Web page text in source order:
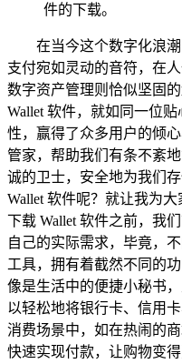
件的下载。
在当今这个数字化浪
支付宛如灵动的音符，在
数字资产管理则恰似坚固
Wallet 软件，就如同一位
性，赢得了众多用户的倾
管家，帮助我们有条不紊
诚的卫士，安全地为我们
Wallet 软件呢？就让我为
下载 Wallet 软件之前，我
自己的实际需求，毕竟，
工具，拥有着截然不同的
像是生活中的便捷小秘书
以轻松地将银行卡、信用
消费场景中，如在热闹的
快速实现付款，让购物变